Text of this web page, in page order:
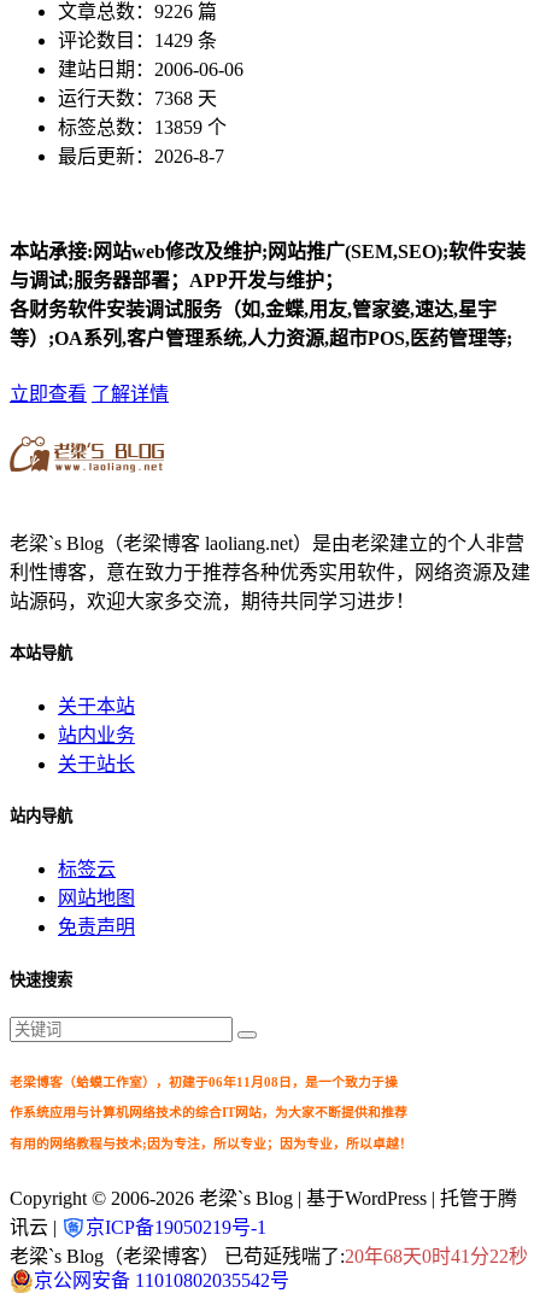
文章总数：9226 篇
评论数目：1429 条
建站日期：2006-06-06
运行天数：7368 天
标签总数：13859 个
最后更新：2026-8-7
本站承接:网站web修改及维护;网站推广(SEM,SEO);软件安装
与调试;服务器部署；APP开发与维护；
各财务软件安装调试服务（如,金蝶,用友,管家婆,速达,星宇
等）;OA系列,客户管理系统,人力资源,超市POS,医药管理等;
立即查看 了解详情
老梁`s Blog（老梁博客 laoliang.net）是由老梁建立的个人非营
利性博客，意在致力于推荐各种优秀实用软件，网络资源及建
站源码，欢迎大家多交流，期待共同学习进步！
本站导航
关于本站
站内业务
关于站长
站内导航
标签云
网站地图
免责声明
快速搜索
老梁博客（蛤蟆工作室），初建于06年11月08日，是一个致力于操
作系统应用与计算机网络技术的综合IT网站，为大家不断提供和推荐
有用的网络教程与技术;因为专注，所以专业；因为专业，所以卓越！
Copyright © 2006-2026 老梁`s Blog | 基于WordPress | 托管于腾
讯云 |
京ICP备19050219号-1
老梁`s Blog（老梁博客） 已苟延残喘了:20年68天0时41分24秒
京公网安备 11010802035542号